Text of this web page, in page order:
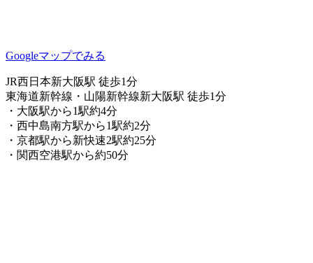
Googleマップでみる
JR西日本新大阪駅 徒歩1分
東海道新幹線・山陽新幹線新大阪駅 徒歩1分
・大阪駅から1駅約4分
・西中島南方駅から1駅約2分
・京都駅から新快速2駅約25分
・関西空港駅から約50分